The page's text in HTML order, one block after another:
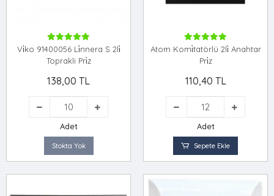
Vi̇ko 91400056 Li̇nnera S 2li̇
Toprakli Pri̇z
138,00 TL
Adet
Stokta Yok
Atom Komi̇tatörlü 2li̇ Anahtar
Pri̇z
110,40 TL
Adet
Sepete Ekle